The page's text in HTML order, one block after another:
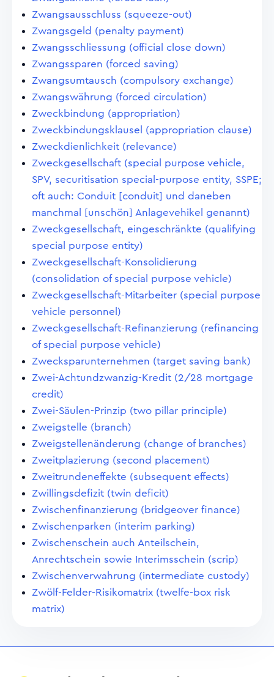
Zwangsausschluss (squeeze-out)
Zwangsgeld (penalty payment)
Zwangsschliessung (official close down)
Zwangssparen (forced saving)
Zwangsumtausch (compulsory exchange)
Zwangswährung (forced circulation)
Zweckbindung (appropriation)
Zweckbindungsklausel (appropriation clause)
Zweckdienlichkeit (relevance)
Zweckgesellschaft (special purpose vehicle,
SPV, securitisation special-purpose entity, SSPE;
oft auch: Conduit [conduit] und daneben
manchmal [unschön] Anlagevehikel genannt)
Zweckgesellschaft, eingeschränkte (qualifying
special purpose entity)
Zweckgesellschaft-Konsolidierung
(consolidation of special purpose vehicle)
Zweckgesellschaft-Mitarbeiter (special purpose
vehicle personnel)
Zweckgesellschaft-Refinanzierung (refinancing
of special purpose vehicle)
Zwecksparunternehmen (target saving bank)
Zwei-Achtundzwanzig-Kredit (2/28 mortgage
credit)
Zwei-Säulen-Prinzip (two pillar principle)
Zweigstelle (branch)
Zweigstellenänderung (change of branches)
Zweitplazierung (second placement)
Zweitrundeneffekte (subsequent effects)
Zwillingsdefizit (twin deficit)
Zwischenfinanzierung (bridgeover finance)
Zwischenparken (interim parking)
Zwischenschein auch Anteilschein,
Anrechtschein sowie Interimsschein (scrip)
Zwischenverwahrung (intermediate custody)
Zwölf-Felder-Risikomatrix (twelfe-box risk
matrix)